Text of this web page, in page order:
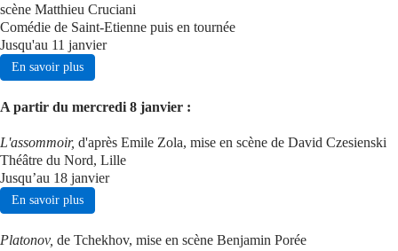
scène Matthieu Cruciani
Comédie de Saint-Etienne puis en tournée
Jusqu'au 11 janvier
En savoir plus
A partir du mercredi 8 janvier :
L'assommoir, d'après Emile Zola, mise en scène de David Czesienski
Théâtre du Nord, Lille
Jusqu’au 18 janvier
En savoir plus
Platonov, de Tchekhov, mise en scène Benjamin Porée